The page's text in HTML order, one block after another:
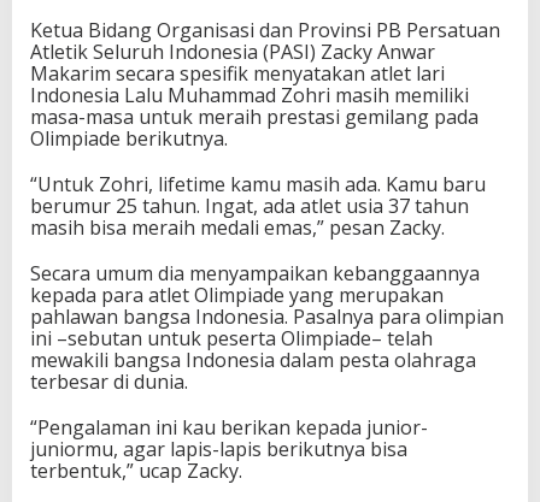
K
e
p
a
d
a
t
e
l
i
m
p
i
e
Y
Ketua Bidang Organisasi dan Provinsi PB Persatuan
Atletik Seluruh Indonesia (PASI) Zacky Anwar
Makarim secara spesifik menyatakan atlet lari
Indonesia Lalu Muhammad Zohri masih memiliki
masa-masa untuk meraih prestasi gemilang pada
Olimpiade berikutnya.
“Untuk Zohri, lifetime kamu masih ada. Kamu baru
berumur 25 tahun. Ingat, ada atlet usia 37 tahun
masih bisa meraih medali emas,” pesan Zacky.
Secara umum dia menyampaikan kebanggaannya
kepada para atlet Olimpiade yang merupakan
pahlawan bangsa Indonesia. Pasalnya para olimpian
ini –sebutan untuk peserta Olimpiade– telah
mewakili bangsa Indonesia dalam pesta olahraga
terbesar di dunia.
“Pengalaman ini kau berikan kepada junior-
juniormu, agar lapis-lapis berikutnya bisa
terbentuk,” ucap Zacky.